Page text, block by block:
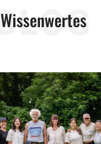
Wissenwertes
BLOG